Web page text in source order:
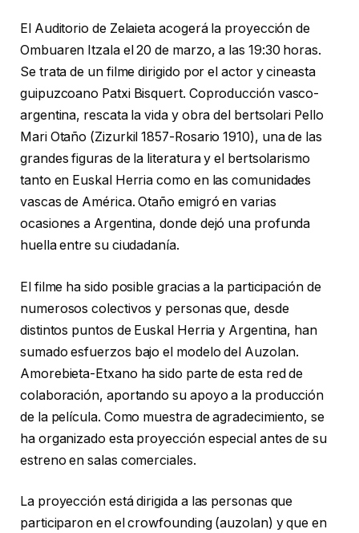
El Auditorio de Zelaieta acogerá la proyección de
Ombuaren Itzala el 20 de marzo, a las 19:30 horas.
Se trata de un filme dirigido por el actor y cineasta
guipuzcoano Patxi Bisquert. Coproducción vasco-
argentina, rescata la vida y obra del bertsolari Pello
Mari Otaño (Zizurkil 1857-Rosario 1910), una de las
grandes figuras de la literatura y el bertsolarismo
tanto en Euskal Herria como en las comunidades
vascas de América. Otaño emigró en varias
ocasiones a Argentina, donde dejó una profunda
huella entre su ciudadanía.
El filme ha sido posible gracias a la participación de
numerosos colectivos y personas que, desde
distintos puntos de Euskal Herria y Argentina, han
sumado esfuerzos bajo el modelo del Auzolan.
Amorebieta-Etxano ha sido parte de esta red de
colaboración, aportando su apoyo a la producción
de la película. Como muestra de agradecimiento, se
ha organizado esta proyección especial antes de su
estreno en salas comerciales.
La proyección está dirigida a las personas que
participaron en el crowfounding (auzolan) y que en